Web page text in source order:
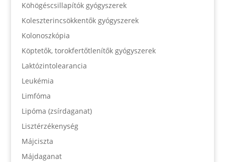
Köhögéscsillapítók gyógyszerek
Koleszterincsökkentők gyógyszerek
Kolonoszkópia
Köptetők, torokfertőtlenítők gyógyszerek
Laktózintolearancia
Leukémia
Limfóma
Lipóma (zsírdaganat)
Lisztérzékenység
Májciszta
Májdaganat